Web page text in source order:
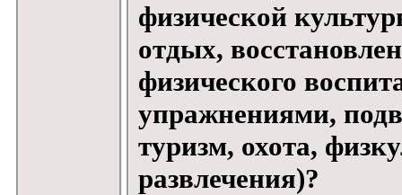
физической
отдых,
физического
упражнениями,
туризм, охота,
развлечения)?